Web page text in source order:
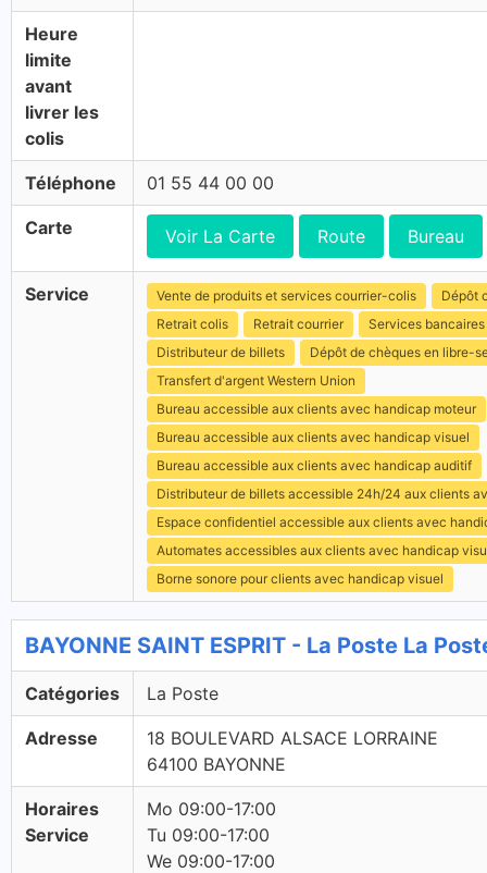
Heure
limite
avant
livrer les
colis
Téléphone 01 55 44 00 00
Carte Voir La Carte Route Bureau
Service Vente de produits et services courrier-colis
Dépôt
Retrait colis
Retrait courrier
Services bancaires
Distributeur de billets
Dépôt de chèques en libre-
Transfert d'argent Western Union
Bureau accessible aux clients avec handicap moteur
Bureau accessible aux clients avec handicap visuel
Bureau accessible aux clients avec handicap auditif
Distributeur de billets accessible 24h/24 aux clients
Espace confidentiel accessible aux clients avec
Automates accessibles aux clients avec handicap
Borne sonore pour clients avec handicap visuel
BAYONNE SAINT ESPRIT - La Poste La
Catégories La Poste
Adresse
18 BOULEVARD ALSACE LORRAINE
64100 BAYONNE
Horaires
Service
Mo 09:00-17:00
Tu 09:00-17:00
We 09:00-17:00